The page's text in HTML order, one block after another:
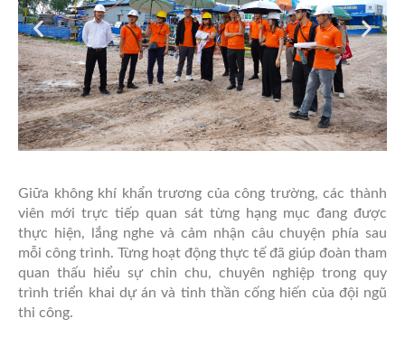
Giữa không khí khẩn trương của công trường, các thành
viên mới trực tiếp quan sát từng hạng mục đang được
thực hiện, lắng nghe và cảm nhận câu chuyện phía sau
mỗi công trình. Từng hoạt động thực tế đã giúp đoàn tham
quan thấu hiểu sự chỉn chu, chuyên nghiệp trong quy
trình triển khai dự án và tinh thần cống hiến của đội ngũ
thi công.